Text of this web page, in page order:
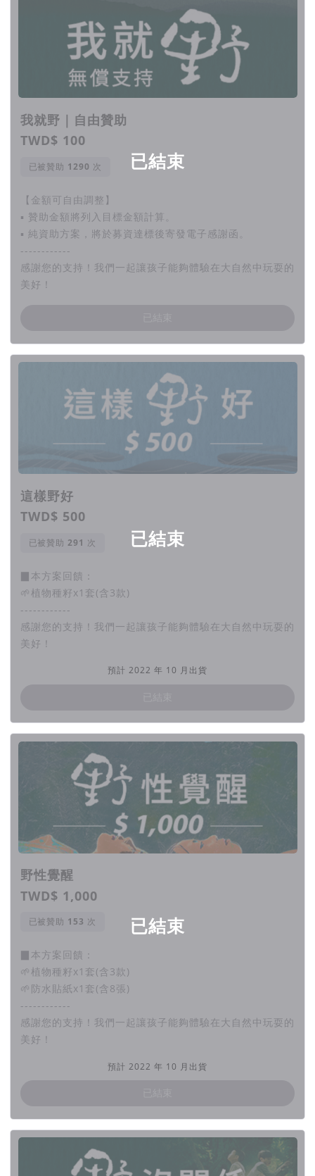
▌足不出戶，野孩子終將失去蹤跡
在去自然化的環境下，孩子只能待在室內玩，對3C依存
愈來愈深。
現在家家戶戶都有3C成癮的兒童與不知所措的父母，繼
續這樣下去，孩子更喜歡待在室內玩，愈來愈走不出
門！
會有什麼意義？
兒童時期是培養孩子對事物產生喜愛的最佳時期，臺灣
孩子卻長時間待在屋裡。不僅對這塊土地感到疏遠，更
從小接觸大量外來文化，要從哪裡找到自己的認同？
▌從節目出發，推動臺灣野孩子復育
花一年半的時間，讓孩子走進臺灣秘境進行深度體驗，
在大自然裡真實生活、留下身體的記憶，也建立起孩子
與自然、與臺灣土地的連結，並記錄下這一切的過程製
最意外也是最大的發現，就是看著這群不到12歲的孩子
們，在過程中主動訴說社交恐懼、校園霸凌、社群焦慮
等內心困惑。結束拍攝回到家後，孩子嘰哩呱啦跟媽媽
分享好幾個小時的心得，「這是孩子這輩子跟我講過最
多話的一次！」一位媽媽感動的說。
更讓我們相信，鼓勵孩子走入大自然，是在做一件對的
事。
已結束
我就野｜自由贊助
TWD$ 100
已被贊助 次
【金額可自由調整】
▪ 贊助金額將列入目標金額計算。
▪ 純資助方案，將於募資達標後寄發電子感謝函。
------------
感謝您的支持！我們一起讓孩子能夠體驗在大自然中玩耍的
美好！
已結束
這樣野好
TWD$ 500
已被贊助 次
▉本方案回饋：
🌱植物種籽x1套(含3款)
------------
感謝您的支持！我們一起讓孩子能夠體驗在大自然中玩耍的
美好！
預計 2022 年 10 月出貨
已結束
野性覺醒
TWD$ 1,000
已被贊助 次
▉本方案回饋：
🌱植物種籽x1套(含3款)
🌱防水貼紙x1套(含8張)
------------
感謝您的支持！我們一起讓孩子能夠體驗在大自然中玩耍的
美好！
預計 2022 年 10 月出貨